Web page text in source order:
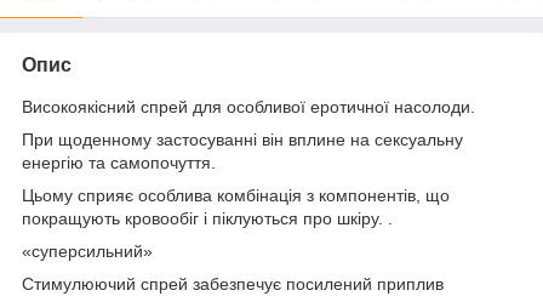
Опис
Високоякісний спрей для особливої еротичної насолоди.
При щоденному застосуванні він вплине на сексуальну
енергію та самопочуття.
Цьому сприяє особлива комбінація з компонентів, що
покращують кровообіг і піклуються про шкіру. .
«суперсильний»
Стимулюючий спрей забезпечує посилений приплив